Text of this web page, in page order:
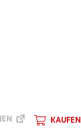
KAUFEN